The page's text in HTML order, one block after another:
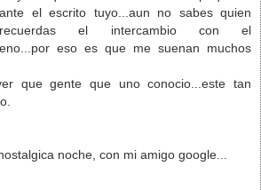
el escrito tuyo...aun no sabes quien
el intercambio con el
eso es que me suenan muchos
que gente que uno conocio...este tan
noche, con mi amigo google...